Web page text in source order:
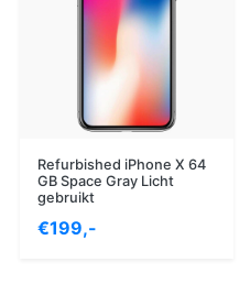
Refurbished iPhone X 64
GB Space Gray Licht
gebruikt
€199,-